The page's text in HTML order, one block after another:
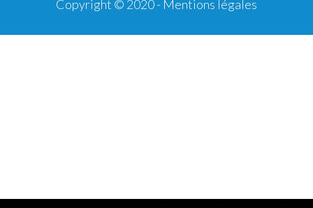
Copyright © 2020 - Mentions légales